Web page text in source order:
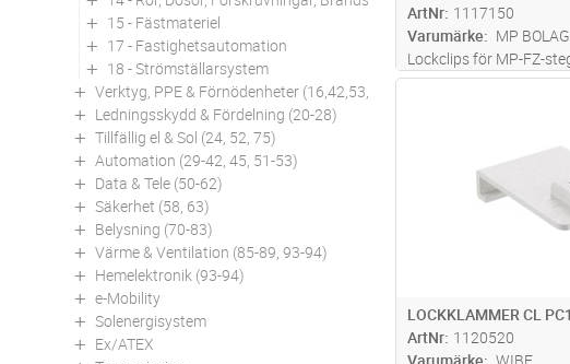
15 - Fästmateriel
17 - Fastighetsautomation
18 - Strömställarsystem
Verktyg, PPE & Förnödenheter (16,42,53,94)
Ledningsskydd & Fördelning (20-28)
Tillfällig el & Sol (24, 52, 75)
Automation (29-42, 45, 51-53)
Data & Tele (50-62)
Säkerhet (58, 63)
Belysning (70-83)
Värme & Ventilation (85-89, 93-94)
Hemelektronik (93-94)
e-Mobility
Solenergisystem
Ex/ATEX
ArtNr 1117150
Varumärke
MP
Lockclips för MP-FZ-
LOCKKLAMMER CL PC1
ArtNr 1120520